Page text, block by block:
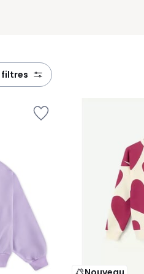
filtres